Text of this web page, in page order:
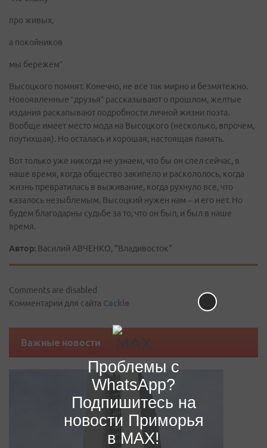
про живых,
а покойников
мы бережем”
Высоцкого помнят. Конечно, не все так мирно и безмятежно.
Новоявленные “друзья” рассказывают о прошлом, желтые
издания раскапывают подробности личной жизни поэта.
Вообще имеет место мода на Высоцкого (несколько, впрочем,
поутихшая). Но осталась и хорошая, настоящая память.
Вот только уже никогда не узнаем, что бы он спел сейчас, в
наше время, когда общество закипело и раскололось, когда
жизнь превратилась в выживание, когда рухнуло все, что
казалось незыблемым. Высоцкий нужен нам – и его нет. Но
будем благодарны судьбе за то, что он был, и был в наше
время.
Автор: Василий АВЧЕНКО, "Владивосток"
Comments are disabled
Комментарии для сайта Cackle
Важные новости
Проблемы с
WhatsApp?
Подпишитесь на
новости Приморья
в MAX!